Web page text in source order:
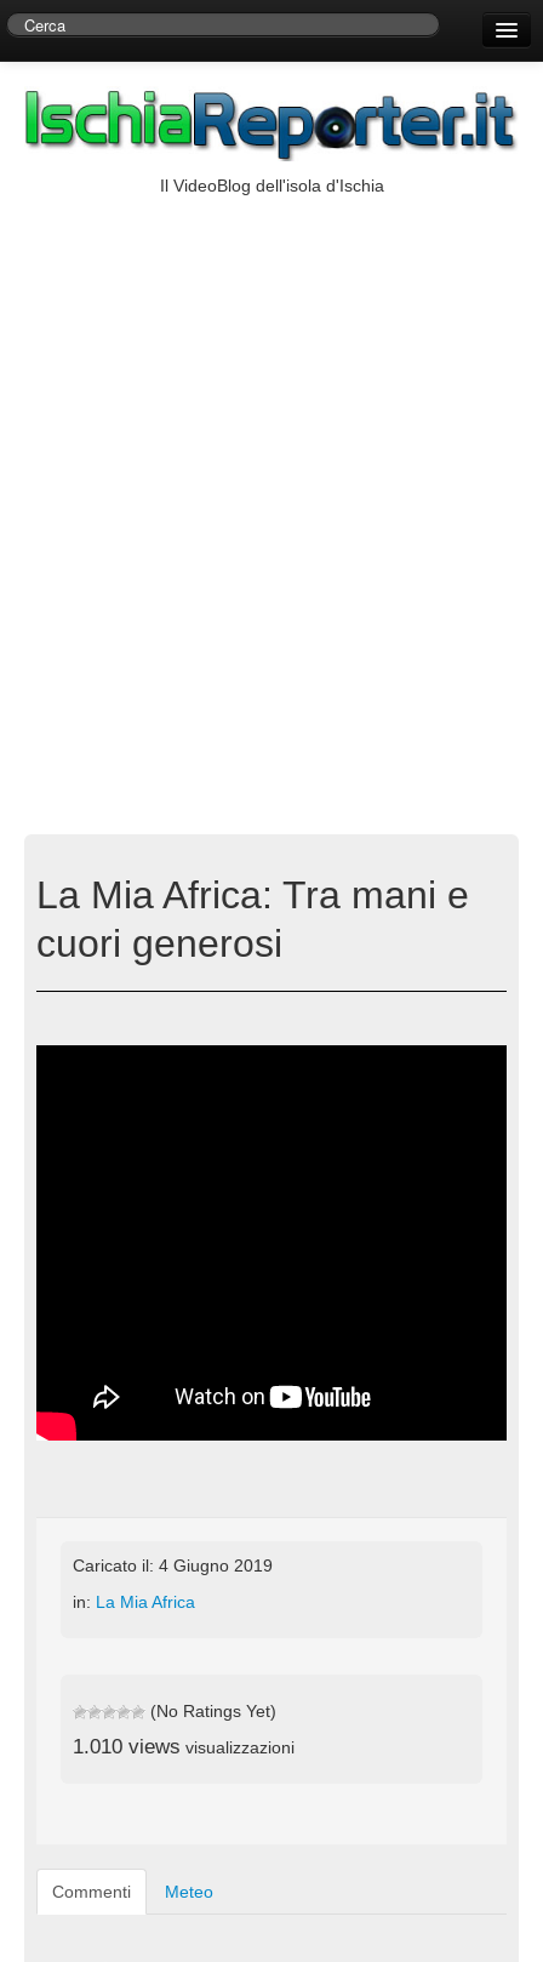
Centro di Ricerche Storiche D’Ambra
Il VideoBlog dell'isola d'Ischia
La Mia Africa: Tra mani e
cuori generosi
Caricato il: 4 Giugno 2019
in: La Mia Africa
(No Ratings Yet)
1.010 views visualizzazioni
Commenti Meteo